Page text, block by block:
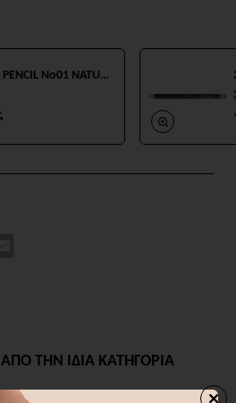
20700 LIP PENCIL No01 NATURAL 1.1g
ΑΠΟ ΤΗΝ ΙΔΙΑ ΚΑΤΗΓΟΡΙΑ